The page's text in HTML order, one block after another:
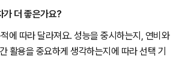
가 더 좋은가요?
에 따라 달라져요. 성능을 중시하는지, 연비와
활용을 중요하게 생각하는지에 따라 선택 기